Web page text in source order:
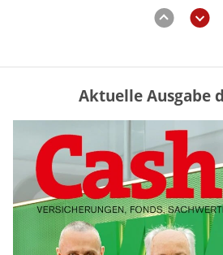
Mütterrente III Tabelle:
Nachzahlung ist pro
mehr
„Jung kauft Alt“ 2026:
Überblick – Tabelle mit
und
Aktuelle Ausgabe